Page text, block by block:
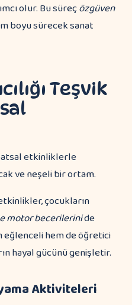
olur. Bu süreçözgüven
boyu sürecek sanat
Teşvik
çocukların
motor becerilerinide
hem de öğretici
hayal gücünü genişletir.
Aktiviteleri